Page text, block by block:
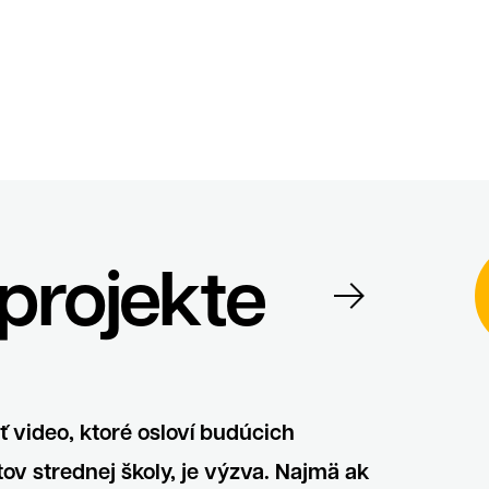
video, ktoré osloví budúcich
strednej školy, je výzva. Najmä ak
Zavrieť